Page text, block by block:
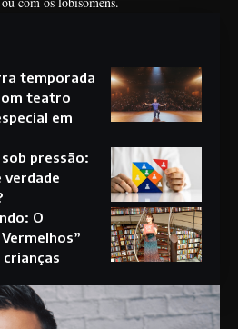
temporada
teatro
em
pressão:
verdade
O